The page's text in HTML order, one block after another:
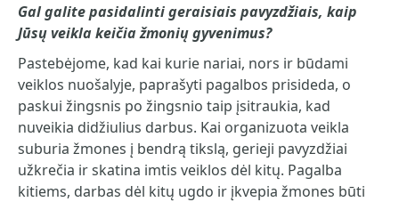
Gal galite pasidalinti geraisiais pavyzdžiais, kaip
Jūsų veikla keičia žmonių gyvenimus?
Pastebėjome, kad kai kurie nariai, nors ir būdami
veiklos nuošalyje, paprašyti pagalbos prisideda, o
paskui žingsnis po žingsnio taip įsitraukia, kad
nuveikia didžiulius darbus. Kai organizuota veikla
suburia žmones į bendrą tikslą, gerieji pavyzdžiai
užkrečia ir skatina imtis veiklos dėl kitų. Pagalba
kitiems, darbas dėl kitų ugdo ir įkvepia žmones būti